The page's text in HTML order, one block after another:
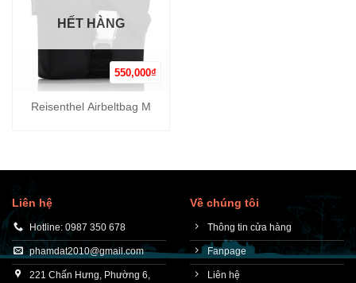
550,000₫
HẾT HÀNG
Reisenthel Airbeltbag M
Liên hệ
Hotline: 0987 350 678
phamdat2010@gmail.com
221 Chấn Hưng, Phường 6,
Về chúng tôi
Thông tin cửa hàng
Fanpage
Liên hệ